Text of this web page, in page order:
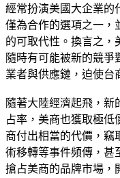
經常扮演美國大企業的
僅為合作的選項之一，
的可取代性。換言之，
隨時有可能被新的競爭
業者與供應鏈，迫使台
隨著大陸經濟起飛，新
占率，美商也獲取極低
商付出相當的代價，竊
術移轉等事件頻傳，甚
搶占美商的品牌市場，